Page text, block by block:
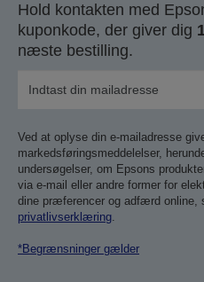
Hold kontakten med
kuponkode, der giver dig
næste bestilling.
Ved at oplyse din e-mailadresse
markedsføringsmeddelelser,
undersøgelser, om Epsons
via e-mail eller andre former for
dine præferencer og adfærd online,
privatlivserklæring.
*Begrænsninger gælder